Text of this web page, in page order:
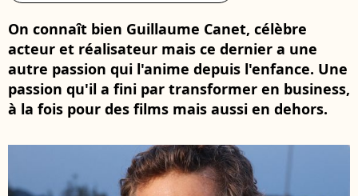
On connaît bien Guillaume Canet, célèbre
acteur et réalisateur mais ce dernier a une
autre passion qui l'anime depuis l'enfance. Une
passion qu'il a fini par transformer en business,
à la fois pour des films mais aussi en dehors.